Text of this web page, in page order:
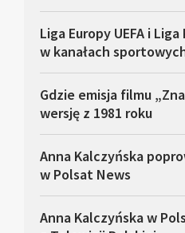
Liga Europy UEFA i
w kanałach
Gdzie emisja filmu
wersję z 1981 roku
Anna Kalczyńska
w Polsat News
Anna Kalczyńska w